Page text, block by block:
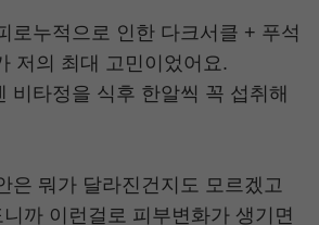
로누적으로 인한 다크서클 + 푸석
저의 최대 고민이었어요.
비타정을 식후 한알씩 꼭 섭취해
은 뭐가 달라진건지도 모르겠고
까 이런걸로 피부변화가 생기면